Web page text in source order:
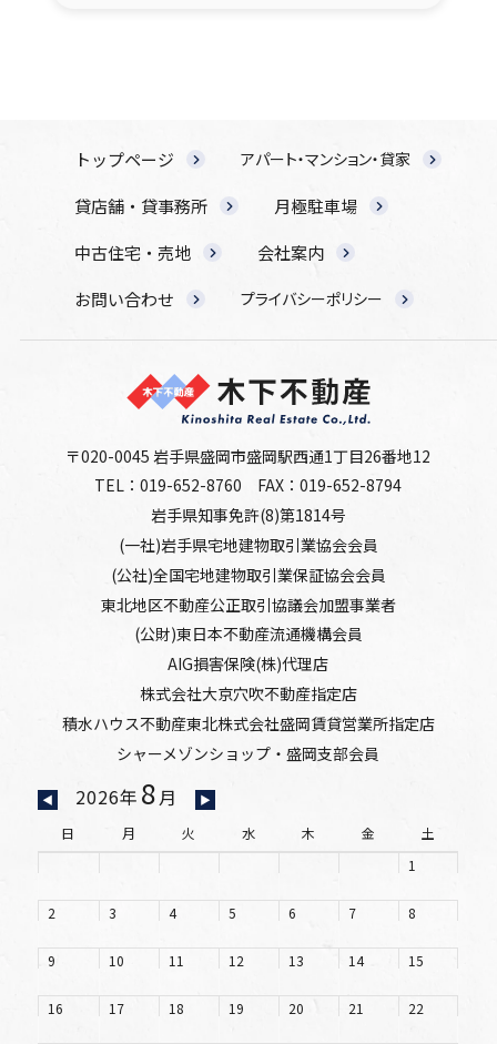
トップページ アパート・マンション・貸家
貸店舗・貸事務所
月極駐車場
中古住宅・売地
会社案内
お問い合わせ
プライバシーポリシー
〒020-0045 岩手県盛岡市盛岡駅西通1丁目26番地12
TEL：019-652-8760 FAX：019-652-8794
岩手県知事免許(8)第1814号
(一社)岩手県宅地建物取引業協会会員
(公社)全国宅地建物取引業保証協会会員
東北地区不動産公正取引協議会加盟事業者
(公財)東日本不動産流通機構会員
AIG損害保険(株)代理店
株式会社大京穴吹不動産指定店
積水ハウス不動産東北株式会社盛岡賃貸営業所指定店
シャーメゾンショップ・盛岡支部会員
◀ 2026年 8月 ▶
日 月 火 水 木 金
土
1
2 3 4 5 6 7 8
9 10 11 12 13 14 15
16 17 18 19 20 21 22